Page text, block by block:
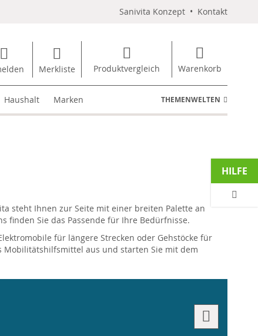
Sanivita Konzept • Kontakt
Merkliste Produktvergleich Warenkorb
Haushalt Marken THEMENWELTEN
steht Ihnen zur Seite mit einer breiten Palette an
finden Sie das Passende für Ihre Bedürfnisse.
für längere Strecken oder Gehstöcke für
Mobilitätshilfsmittel aus und starten Sie mit dem
HILFE